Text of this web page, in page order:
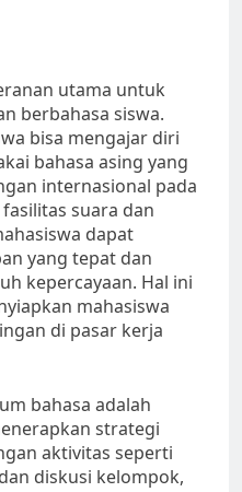
utama untuk
berbahasa siswa.
bisa mengajar diri
bahasa asing yang
internasional pada
suara dan
dapat
yang tepat dan
kepercayaan. Hal ini
mahasiswa
di pasar kerja
bahasa adalah
strategi
aktivitas seperti
diskusi kelompok,